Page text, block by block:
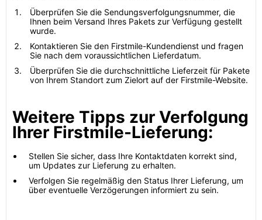
Überprüfen Sie die Sendungsverfolgungsnummer, die
Ihnen beim Versand Ihres Pakets zur Verfügung gestellt
wurde.
Kontaktieren Sie den Firstmile-Kundendienst und fragen
Sie nach dem voraussichtlichen Lieferdatum.
Überprüfen Sie die durchschnittliche Lieferzeit für Pakete
von Ihrem Standort zum Zielort auf der Firstmile-Website.
Weitere Tipps zur Verfolgung
Ihrer Firstmile-Lieferung:
Stellen Sie sicher, dass Ihre Kontaktdaten korrekt sind,
um Updates zur Lieferung zu erhalten.
Verfolgen Sie regelmäßig den Status Ihrer Lieferung, um
über eventuelle Verzögerungen informiert zu sein.